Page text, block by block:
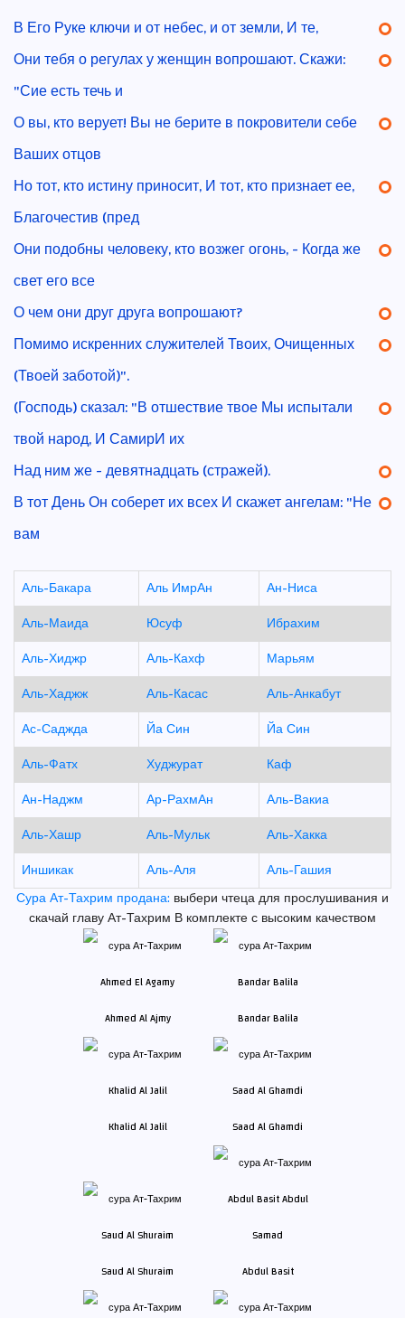
В Его Руке ключи и от небес, и от земли, И те,
Они тебя о регулах у женщин вопрошают. Скажи:
"Сие есть течь и
О вы, кто верует! Вы не берите в покровители себе
Ваших отцов
Но тот, кто истину приносит, И тот, кто признает ее,
Благочестив (пред
Они подобны человеку, кто возжег огонь, - Когда же
свет его все
О чем они друг друга вопрошают?
Помимо искренних служителей Твоих, Очищенных
(Твоей заботой)".
(Господь) сказал: "В отшествие твое Мы испытали
твой народ, И СамирИ их
Над ним же - девятнадцать (стражей).
В тот День Он соберет их всех И скажет ангелам: "Не
вам
Аль-Бакара Аль ИмрАн
Ан-Ниса
Аль-Маида
Юсуф
Ибрахим
Аль-Хиджр
Аль-Кахф
Марьям
Аль-Хаджж
Аль-Касас
Аль-Анкабут
Ас-Саджда
Йа Син
Йа Син
Аль-Фатх
Худжурат
Каф
Ан-Наджм
Ар-РахмАн
Аль-Вакиа
Аль-Хашр
Аль-Мульк
Аль-Хакка
Иншикак
Аль-Аля
Аль-Гашия
Сура Ат-Тахрим продана: выбери чтеца для прослушивания и
скачай главу Ат-Тахрим В комплекте с высоким качеством
Ahmed Al Ajmy Bandar Balila
Khalid Al Jalil Saad Al Ghamdi
Saud Al Shuraim Abdul Basit